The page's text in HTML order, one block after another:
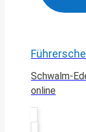
Schwalm-
online